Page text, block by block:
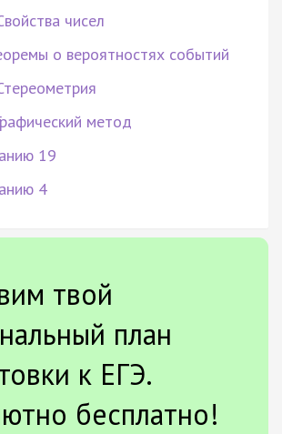
чисел
о вероятностях событий
метод
19
4
твой
план
к ЕГЭ.
бесплатно!